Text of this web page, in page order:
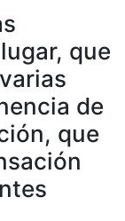
que
de
que